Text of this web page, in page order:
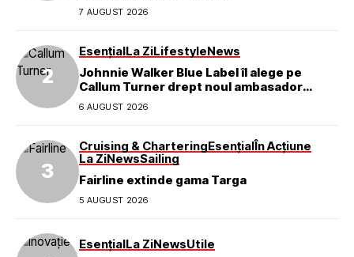
7 AUGUST 2026
EsențialLa ZiLifestyleNews
Johnnie Walker Blue Label îl alege pe
Callum Turner drept noul ambasador
global al mărcii
6 AUGUST 2026
Cruising & CharteringEsențialÎn Acțiune
La ZiNewsSailing
Fairline extinde gama Targa
5 AUGUST 2026
EsențialLa ZiNewsUtile